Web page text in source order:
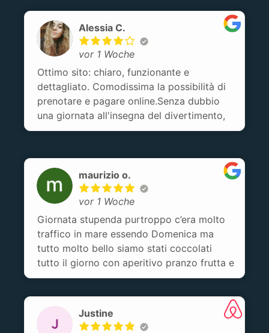
Alessia C.
vor 1 Woche
Ottimo sito: chiaro, funzionante e
dettagliato. Comodissima la possibilità di
prenotare e pagare online.Senza dubbio
una giornata all'insegna del divertimento,
dell'esplorazione e del buon cibo.Unico
aspettavamo un po' più di accoglienza,
seppur abbiamo apprezzato la loro
professionalità. È bello vivere la Sicilia
attraverso chi la abita e non solo attaverso
le cose da vedere.
maurizio o.
vor 1 Woche
Giornata stupenda purtroppo c’era molto
traffico in mare essendo Domenica ma
tutto molto bello siamo stati coccolati
tutto il giorno con aperitivo pranzo frutta e
merenda………
Justine